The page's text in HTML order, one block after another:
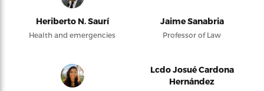
Heriberto N. Saurí
Health and emergencies
Jaime Sanabria
Professor of Law
Lcdo Josué Cardona
Hernández